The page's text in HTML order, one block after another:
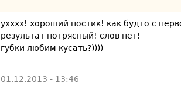
ухххх! хороший постик! как будто с
результат потрясный! слов нет!
губки любим кусать?))))
01.12.2013 - 13:46